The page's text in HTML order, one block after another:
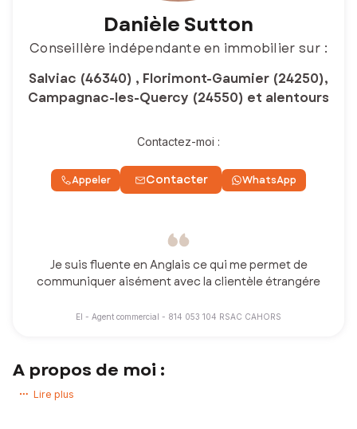
Danièle Sutton
Conseillère indépendante en immobilier sur :
Salviac (46340) , Florimont-Gaumier (24250),
Campagnac-les-Quercy (24550) et alentours
Contactez-moi :
Appeler Contacter WhatsApp
Je suis fluente en Anglais ce qui me permet de
communiquer aisément avec la clientèle étrangére
EI - Agent commercial - 814 053 104 RSAC CAHORS
A propos de moi :
Vous avez un projet immobilier ? Vous souhaitez acheter ou vendre
Lire plus